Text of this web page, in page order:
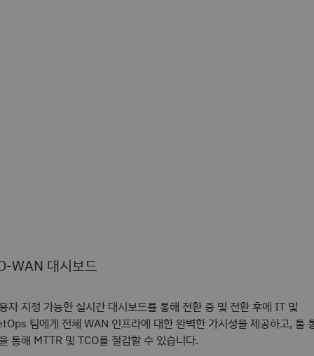
WAN 대시보드
자 지정 가능한 실시간 대시보드를 통해 전환 중 및 전환 후에 IT 및
팀에게 전체 WAN 인프라에 대한 완벽한 가시성을 제공하고, 툴
통해 MTTR 및 TCO를 절감할 수 있습니다.